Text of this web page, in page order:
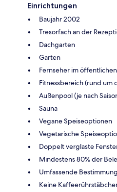
Einrichtungen
Baujahr 2002
Tresorfach an der
Dachgarten
Garten
Fernseher im
Fitnessbereich (rund um
Außenpool (je nach
Sauna
Vegane Speiseoptionen
Vegetarische
Doppelt verglaste
Mindestens 80% der
Umfassende
Keine